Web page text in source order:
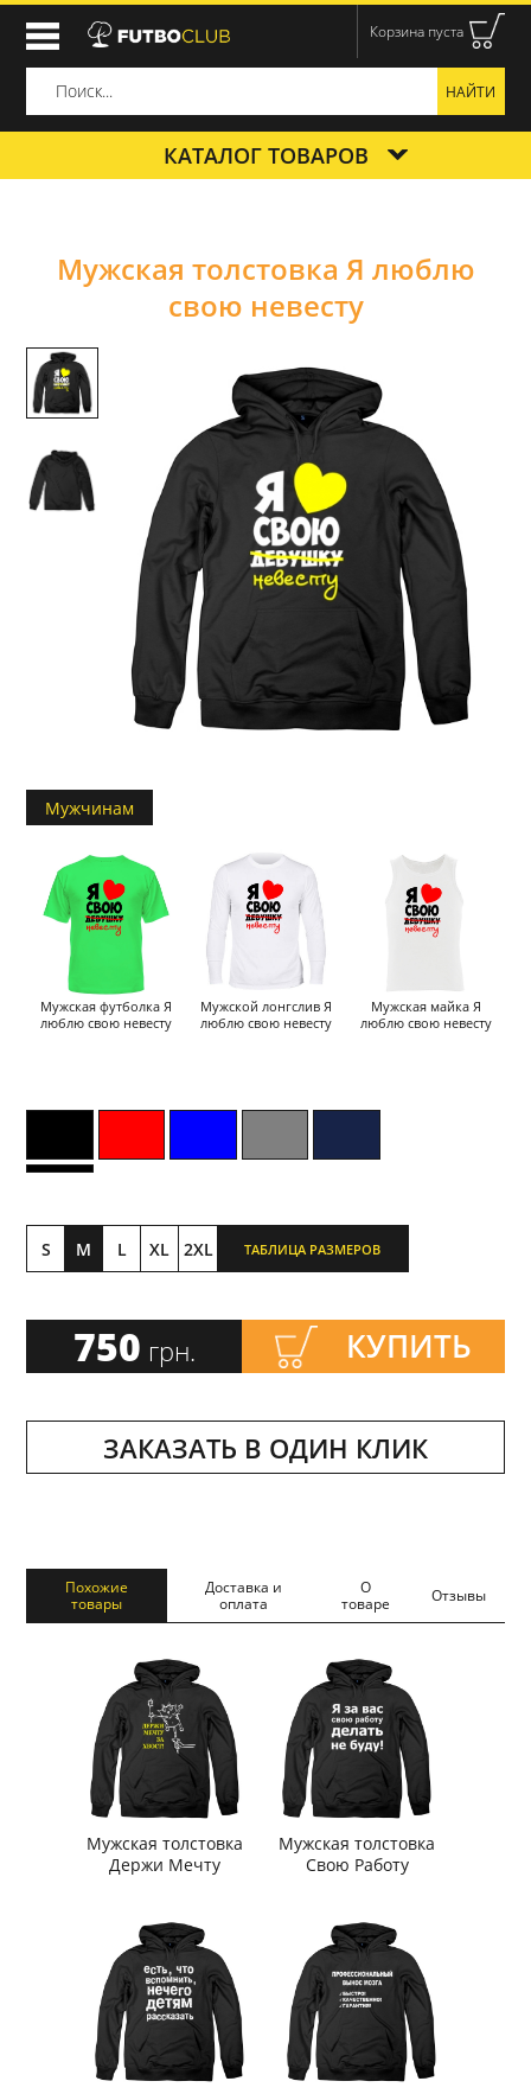
Корзина пуста
КАТАЛОГ ТОВАРОВ
Мужская толстовка Я люблю
свою невесту
Мужчинам
Мужская футболка Я
люблю свою невесту
Мужской лонгслив Я
люблю свою невесту
Мужская майка Я
люблю свою невесту
S M L XL 2XL ТАБЛИЦА РАЗМЕРОВ
750 грн. КУПИТЬ
ЗАКАЗАТЬ В ОДИН КЛИК
Похожие
товары
Доставка и
оплата
О
товаре
Отзывы
Мужская толстовка
Держи Мечту
Мужская толстовка
Свою Работу